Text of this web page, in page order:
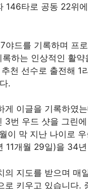
146타로 공동 22위
야드를 기록하며 프
하는 인상적인 활약
천 선수로 출전해
.
게 이글을 기록하였
번 우드 샷을 그린
이 막 지난 나이로
11개월 29일)을 34
의 지도를 받으며 매
로 키우고 있습니다.